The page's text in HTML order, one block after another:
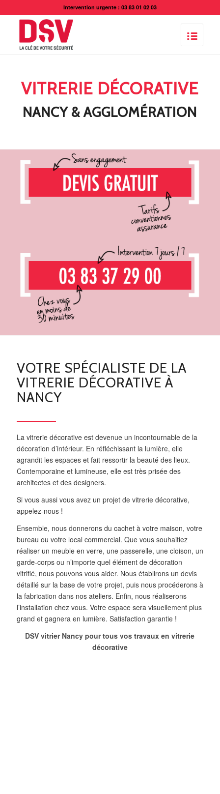
Intervention urgente : 03 83 01 02 03
VITRERIE DÉCORATIVE
NANCY & AGGLOMÉRATION
VOTRE SPÉCIALISTE DE LA
VITRERIE DÉCORATIVE À
NANCY
La vitrerie décorative est devenue un incontournable de la
décoration d’intérieur. En réfléchissant la lumière, elle
agrandit les espaces et fait ressortir la beauté des lieux.
Contemporaine et lumineuse, elle est très prisée des
architectes et des designers.
Si vous aussi vous avez un projet de vitrerie décorative,
appelez-nous !
Ensemble, nous donnerons du cachet à votre maison, votre
bureau ou votre local commercial. Que vous souhaitiez
réaliser un meuble en verre, une passerelle, une cloison, un
garde-corps ou n’importe quel élément de décoration
vitrifié, nous pouvons vous aider. Nous établirons un devis
détaillé sur la base de votre projet, puis nous procéderons à
la fabrication dans nos ateliers. Enfin, nous réaliserons
l’installation chez vous. Votre espace sera visuellement plus
grand et gagnera en lumière. Satisfaction garantie !
DSV vitrier Nancy pour tous vos travaux en vitrerie
décorative